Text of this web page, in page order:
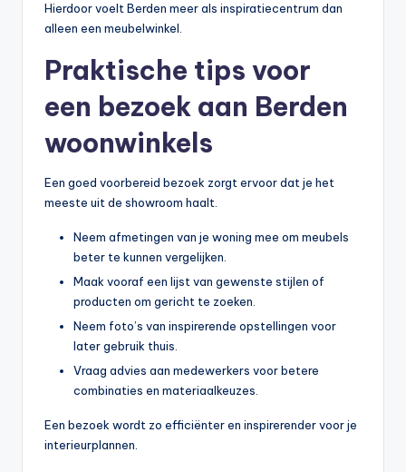
Hierdoor voelt Berden meer als inspiratiecentrum dan
alleen een meubelwinkel.
Praktische tips voor
een bezoek aan Berden
woonwinkels
Een goed voorbereid bezoek zorgt ervoor dat je het
meeste uit de showroom haalt.
Neem afmetingen van je woning mee om meubels
beter te kunnen vergelijken.
Maak vooraf een lijst van gewenste stijlen of
producten om gericht te zoeken.
Neem foto’s van inspirerende opstellingen voor
later gebruik thuis.
Vraag advies aan medewerkers voor betere
combinaties en materiaalkeuzes.
Een bezoek wordt zo efficiënter en inspirerender voor je
interieurplannen.